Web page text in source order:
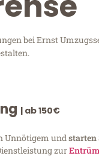
bei Ernst
| ab 150€
Unnötigem und starten
zur